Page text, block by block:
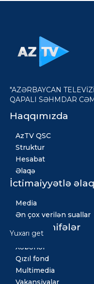
"AZƏRBAYCAN
QAPALI SƏHMDAR
Haqqımızda
AzTV QSC
Struktur
Hesabat
Əlaqə
İctimaiyyətlə
Media
Ən çox verilən suallar
Digər səhifələr
Xəbərlər
Qızıl fond
Multimedia
Vakansiyalar
Yuxarı get